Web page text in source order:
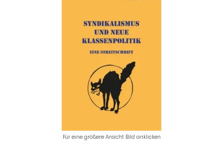
Für eine größere Ansicht Bild anklicken